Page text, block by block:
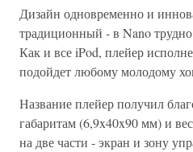
Дизайн одновременно и
традиционный - в Nano
Как и все iPod, плейер
подойдет любому молодому
Название плейер получил
габаритам (6,9x40x90 мм) и
на две части - экран и зону